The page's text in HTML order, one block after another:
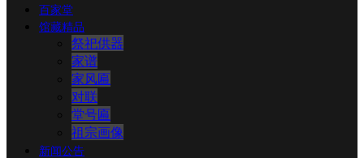
百家堂
馆藏精品
祭祀供器
家谱
家风匾
对联
堂号匾
祖宗画像
新闻公告